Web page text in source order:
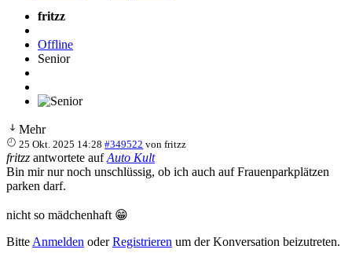
fritzz
Offline
Senior
Mehr
25 Okt. 2025 14:28 #349522 vonfritzz
fritzz antwortete aufAuto Kult
Bin mir nur noch unschlüssig, ob ich auch auf Frauenparkplätzen
parken darf.
nicht so mädchenhaft 😁
Bitte Anmelden oderRegistrieren um der Konversation beizutreten.